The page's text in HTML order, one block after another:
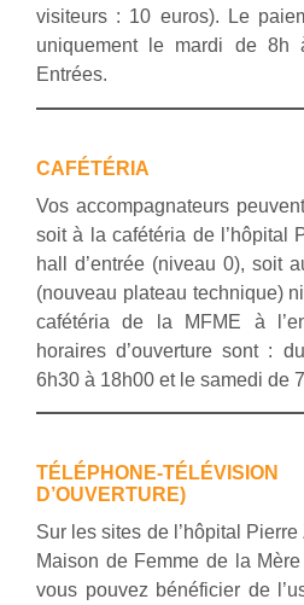
visiteurs : 10 euros). Le
uniquement le mardi de 8h
Entrées.
CAFÉTÉRIA
Vos accompagnateurs
soit à la cafétéria de l’hôpital
hall d’entrée (niveau 0), soit
(nouveau plateau technique)
cafétéria de la MFME à
horaires d’ouverture sont :
6h30 à 18h00 et le samedi de
TÉLÉPHONE-
D’OUVERTURE)
Sur les sites de l’hôpital
Maison de Femme de la
vous pouvez bénéficier de